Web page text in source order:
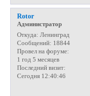
Rotor
Администратор
Откуда: Ленинград
Сообщений: 18844
Провел на форуме:
1 год 5 месяцев
Последний визит:
Сегодня 12:40:46